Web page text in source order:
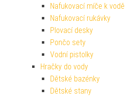
Nafukovací míče k vodě
Nafukovací rukávky
Plovací desky
Pončo sety
Vodní pistolky
Hračky do vody
Dětské bazénky
Dětské stany